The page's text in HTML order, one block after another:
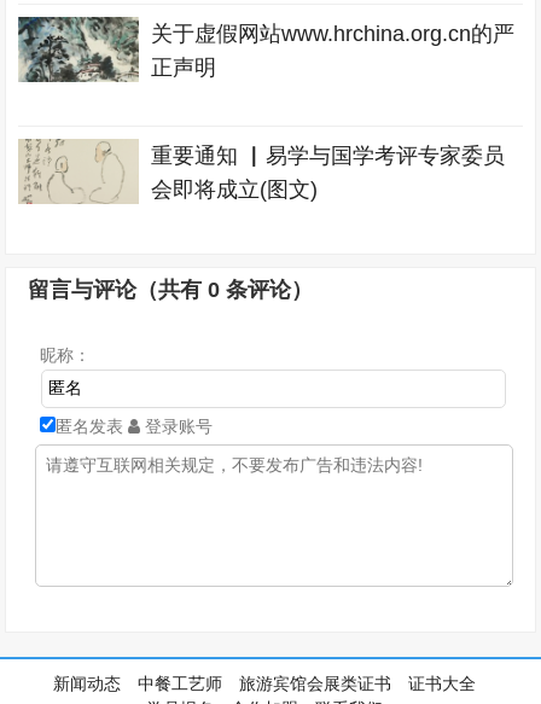
关于虚假网站www.hrchina.org.cn的严
正声明
重要通知 ▏易学与国学考评专家委员
会即将成立(图文)
留言与评论（共有0 条评论）
昵称：
匿名发表 登录账号
新闻动态 中餐工艺师 旅游宾馆会展类证书
证书大全